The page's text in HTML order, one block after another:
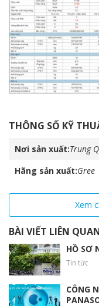
THÔNG SỐ KỸ
Nơi sản xuất Trung
Hãng sản xuất Gree
Xem
BÀI VIẾT LIÊN
HỒ SƠ
Tin tức
CÔNG